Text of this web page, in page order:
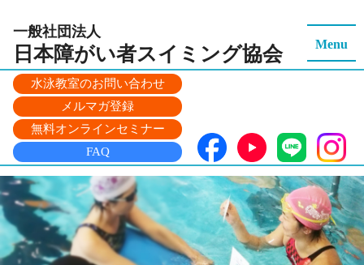
一般社団法人
日本障がい者スイミング協会
水泳教室のお問い合わせ
メルマガ登録
無料オンラインセミナー
FAQ
Menu